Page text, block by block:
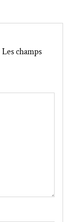
Les champs